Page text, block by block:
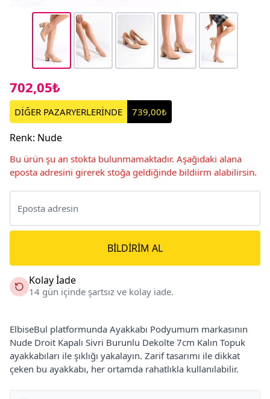
702,05₺
DİĞER PAZARYERLERİNDE 739,00₺
Renk: Nude
Bu ürün şu an stokta bulunmamaktadır. Aşağıdaki alana
eposta adresini girerek stoğa geldiğinde bildiirm alabilirsin.
BILDIRIM AL
Kolay İade
14 gün içinde şartsız ve kolay iade.
ElbiseBul platformunda Ayakkabı Podyumum markasının
Nude Droit Kapalı Sivri Burunlu Dekolte 7cm Kalın Topuk
ayakkabıları ile şıklığı yakalayın. Zarif tasarımı ile dikkat
çeken bu ayakkabı, her ortamda rahatlıkla kullanılabilir.